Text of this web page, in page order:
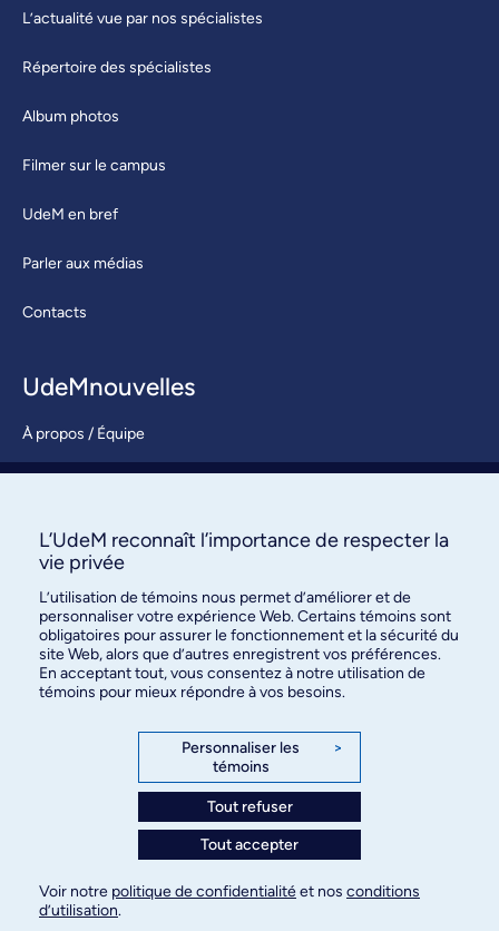
L’actualité vue par nos spécialistes
Répertoire des spécialistes
Album photos
Filmer sur le campus
UdeM en bref
Parler aux médias
Contacts
UdeMnouvelles
À propos / Équipe
S’abonner
des relations publiques
3744, rue Jean-Brillant, bureau 490
Montréal (Québec) H3T 1P1
Paramètres des témoins
© Université de Montréal, 2026. Tous droits
L’UdeM reconnaît l’importance de respecter la
vie privée
L’utilisation de témoins nous permet d’améliorer et de
personnaliser votre expérience Web. Certains témoins sont
obligatoires pour assurer le fonctionnement et la sécurité du
site Web, alors que d’autres enregistrent vos préférences.
En acceptant tout, vous consentez à notre utilisation de
témoins pour mieux répondre à vos besoins.
Personnaliser les
témoins
>
Tout refuser
Tout accepter
Voir notre politique de confidentialitéet nos conditions
d’utilisation.